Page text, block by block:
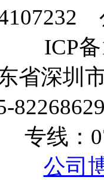
ICP
省深圳
专线：
公司